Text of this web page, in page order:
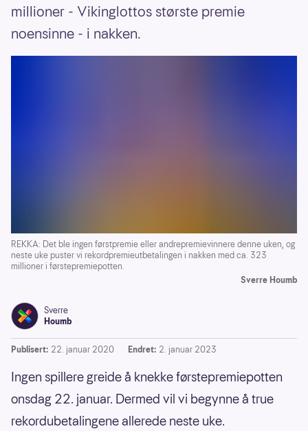
millioner - Vikinglottos største premie
noensinne - i nakken.
REKKA: Det ble ingen førstpremie eller andrepremievinnere denne uken, og
neste uke puster vi rekordpremieutbetalingen i nakken med ca. 323
millioner i førstepremiepotten.
Sverre Houmb
Sverre
Houmb
Publisert: 22. januar 2020 Endret: 2. januar 2023
Ingen spillere greide å knekke førstepremiepotten
onsdag 22. januar. Dermed vil vi begynne å true
rekordubetalingene allerede neste uke.